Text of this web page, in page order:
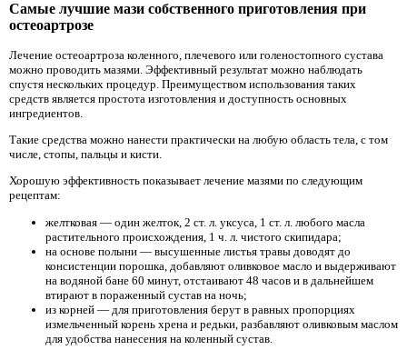
Самые лучшие мази собственного приготовления при
остеоартрозе
Лечение остеоартроза коленного, плечевого или голеностопного сустава
можно проводить мазями. Эффективный результат можно наблюдать
спустя нескольких процедур. Преимуществом использования таких
средств является простота изготовления и доступность основных
ингредиентов.
Такие средства можно нанести практически на любую область тела, с том
числе, стопы, пальцы и кисти.
Хорошую эффективность показывает лечение мазями по следующим
рецептам:
желтковая — один желток, 2 ст. л. уксуса, 1 ст. л. любого масла
растительного происхождения, 1 ч. л. чистого скипидара;
на основе полыни — высушенные листья травы доводят до
консистенции порошка, добавляют оливковое масло и выдерживают
на водяной бане 60 минут, отстаивают 48 часов и в дальнейшем
втирают в пораженный сустав на ночь;
из корней — для приготовления берут в равных пропорциях
измельченный корень хрена и редьки, разбавляют оливковым маслом
для удобства нанесения на коленный сустав.